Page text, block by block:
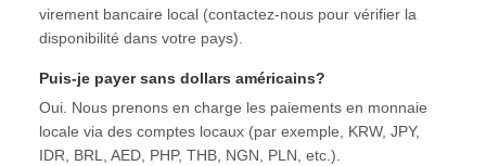
virement bancaire local (contactez-nous pour vérifier la
disponibilité dans votre pays).
Puis-je payer sans dollars américains?
Oui. Nous prenons en charge les paiements en monnaie
locale via des comptes locaux (par exemple, KRW, JPY,
IDR, BRL, AED, PHP, THB, NGN, PLN, etc.).